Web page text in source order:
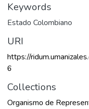
Keywords
Estado Colombiano
URI
https://
6
Collections
Organismo de